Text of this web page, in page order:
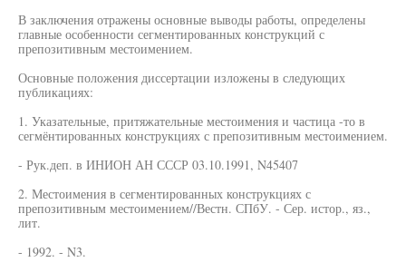
В заключения отражены основные выводы работы, определены
главные особенности сегментированных конструкций с
препозитивным местоимением.
Основные положения диссертации изложены в следующих
публикациях:
1. Указательные, притяжательные местоимения и частица -то в
сегмёнтированных конструкциях с препозитивным местоимением.
- Рук.деп. в ИНИОН АН СССР 03.10.1991, N45407
2. Местоимения в сегментированных конструкциях с
препозитивным местоимением//Вестн. СПбУ. - Сер. истор., яз.,
лит.
- 1992. - N3.